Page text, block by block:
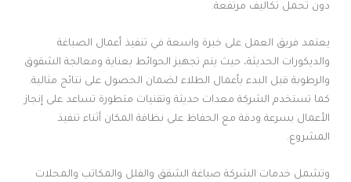
دون تحمل تكاليف مرتفعة.
يعتمد فريق العمل على خبرة واسعة في تنفيذ أعمال الصباغة
والديكورات الحديثة، حيث يتم تجهيز الحوائط بعناية ومعالجة الشقوق
والرطوبة قبل البدء بأعمال الطلاء لضمان الحصول على نتائج مثالية.
كما تستخدم الشركة معدات حديثة وتقنيات متطورة تساعد على إنجاز
الأعمال بسرعة ودقة مع الحفاظ على نظافة المكان أثناء تنفيذ
المشروع.
وتشمل خدمات الشركة صباغة الشقق والفلل والمكاتب والمحلات